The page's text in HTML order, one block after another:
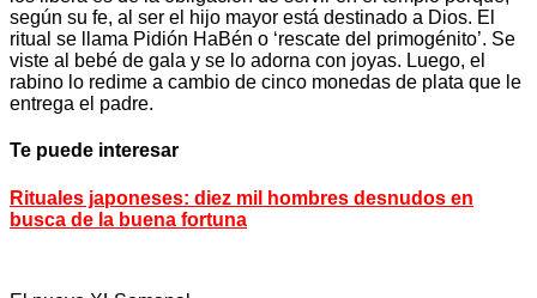
según su fe, al ser el hijo mayor está destinado a Dios. El
ritual se llama Pidión HaBén o ‘rescate del primogénito’. Se
viste al bebé de gala y se lo adorna con joyas. Luego, el
rabino lo redime a cambio de cinco monedas de plata que le
entrega el padre.
Te puede interesar
Rituales japoneses: diez mil hombres desnudos en
busca de la buena fortuna